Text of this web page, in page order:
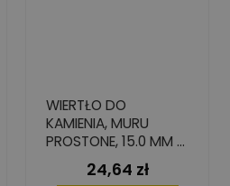
WIERTŁO DO
KAMIENIA, MURU
PROSTONE, 15.0 MM X
90 MM X 150 MM
Cena
24,64 zł